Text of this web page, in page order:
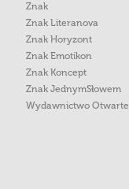
Znak
Znak Literanova
Znak Horyzont
Znak Emotikon
Znak Koncept
Znak JednymSłowem
Wydawnictwo Otwarte